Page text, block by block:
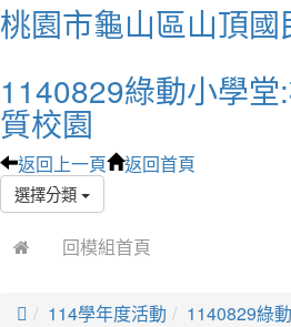
桃園市龜山區山頂
1140829綠動小學
質校園
返回上一頁 返回首頁
選擇分類
回模組首頁
 114學年度活動 1140829綠